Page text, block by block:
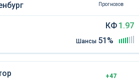
Прогнозов
КФ 1.97
Шансы 51%
+47